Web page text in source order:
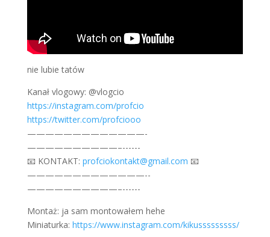
nie lubie tatów
Kanał vlogowy: @vlogcio
https://instagram.com/profcio
https://twitter.com/profciooo
—————————————­­­­­­­­­
——————————–­-­-­-­-­-­-
📧 KONTAKT: profciokontakt@gmail.com 📧
—————————————-­­­­­­­­­
——————————–­-­-­-­-­-­-
Montaż: ja sam montowałem hehe
Miniaturka: https://www.instagram.com/kikusssssssss/